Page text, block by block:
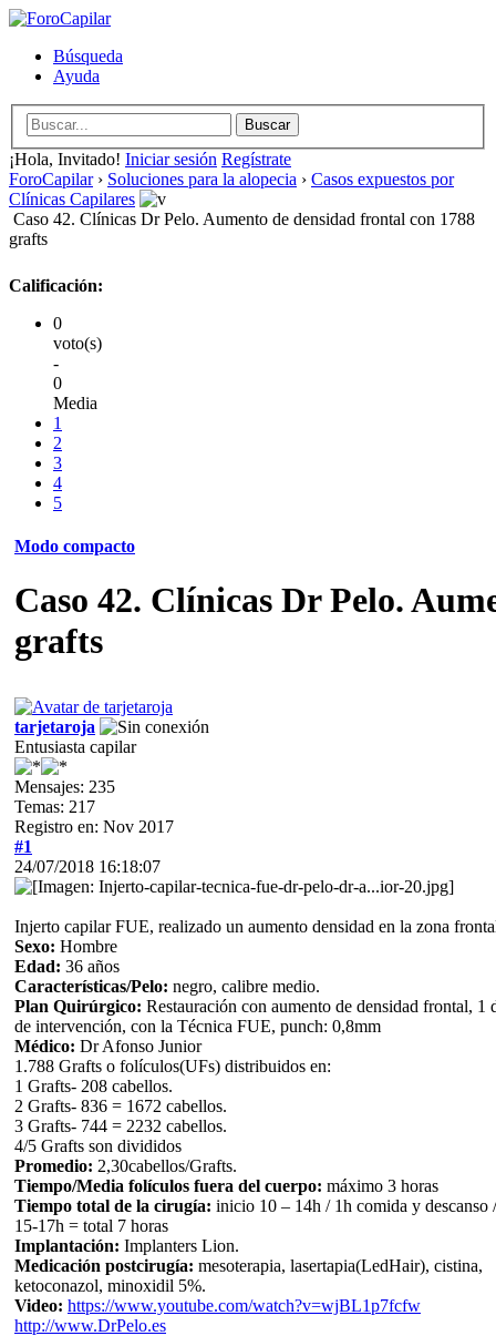
Búsqueda
Ayuda
¡Hola, Invitado! Iniciar sesión Regístrate
ForoCapilar› Soluciones para la alopecia › Casos expuestos por
Clínicas Capilares
Caso 42. Clínicas Dr Pelo. Aumento de densidad frontal con 1788
grafts
Calificación:
0
voto(s)
-
0
Media
1
2
3
4
5
Modo compacto
Caso 42. Clínicas Dr Pelo.
grafts
tarjetaroja
Entusiasta capilar
Mensajes: 235
Temas: 217
Registro en: Nov 2017
#1
24/07/2018 16:18:07
Injerto capilar FUE, realizado un aumento densidad en la zona
Sexo: Hombre
Edad: 36 años
Características/Pelo: negro, calibre medio.
Plan Quirúrgico: Restauración con aumento de densidad frontal, 1
de intervención, con la Técnica FUE, punch: 0,8mm
Médico: Dr Afonso Junior
1.788 Grafts o folículos(UFs) distribuidos en:
1 Grafts- 208 cabellos.
2 Grafts- 836 = 1672 cabellos.
3 Grafts- 744 = 2232 cabellos.
4/5 Grafts son divididos
Promedio: 2,30cabellos/Grafts.
Tiempo/Media folículos fuera del cuerpo: máximo 3 horas
Tiempo total de la cirugía: inicio 10 – 14h / 1h comida y descanso /
15-17h = total 7 horas
Implantación: Implanters Lion.
Medicación postcirugía: mesoterapia, lasertapia(LedHair), cistina,
ketoconazol, minoxidil 5%.
Video: https://www.youtube.com/watch?v=wjBL1p7fcfw
http://www.DrPelo.es